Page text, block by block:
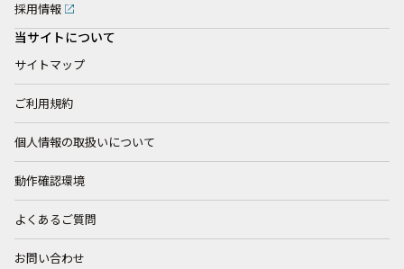
採用情報
当サイトについて
サイトマップ
ご利用規約
個人情報の取扱いについて
動作確認環境
よくあるご質問
お問い合わせ